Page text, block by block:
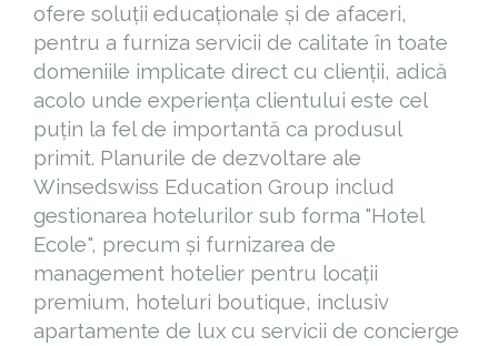
ofere soluții educaționale și de afaceri,
pentru a furniza servicii de calitate în toate
domeniile implicate direct cu clienții, adică
acolo unde experiența clientului este cel
puțin la fel de importantă ca produsul
primit. Planurile de dezvoltare ale
Winsedswiss Education Group includ
gestionarea hotelurilor sub forma "Hotel
Ecole", precum și furnizarea de
management hotelier pentru locații
premium, hoteluri boutique, inclusiv
apartamente de lux cu servicii de concierge